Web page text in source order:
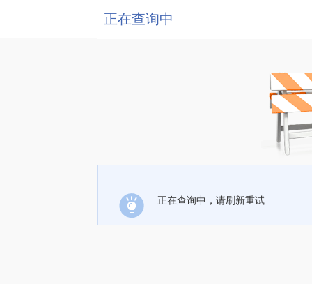
正在查询中
正在查询中，请刷新重试